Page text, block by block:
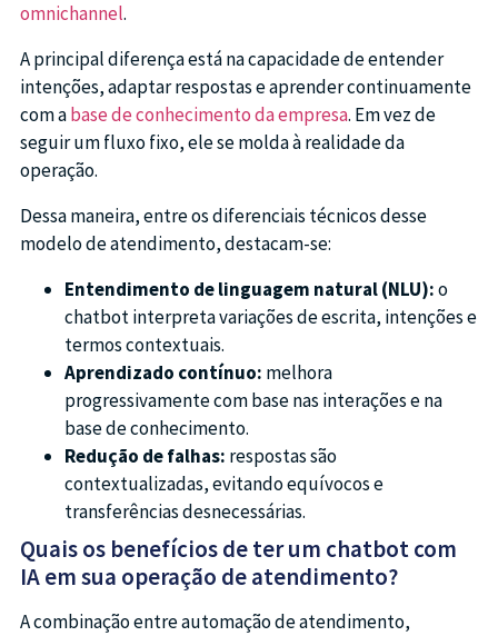
omnichannel.
A principal diferença está na capacidade de entender
intenções, adaptar respostas e aprender continuamente
com abase de conhecimento da empresa. Em vez de
seguir um fluxo fixo, ele se molda à realidade da
operação.
Dessa maneira, entre os diferenciais técnicos desse
modelo de atendimento, destacam-se:
Entendimento de linguagem natural (NLU):o
chatbot interpreta variações de escrita, intenções e
termos contextuais.
Aprendizado contínuo: melhora
progressivamente com base nas interações e na
base de conhecimento.
Redução de falhas: respostas são
contextualizadas, evitando equívocos e
transferências desnecessárias.
Quais os benefícios de ter um chatbot com
IA em sua operação de atendimento?
A combinação entre automação de atendimento,